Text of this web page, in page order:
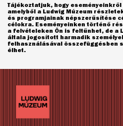
Tájékoztatjuk, hogy
amelyből a Ludwig Múzeum
és programjainak népszerűsítése
célokra. Eseményeinken történő
a felvételeken Ön is feltűnhet, de a
általa jogosított harmadik
felhasználásával összefüggésben
élhet.